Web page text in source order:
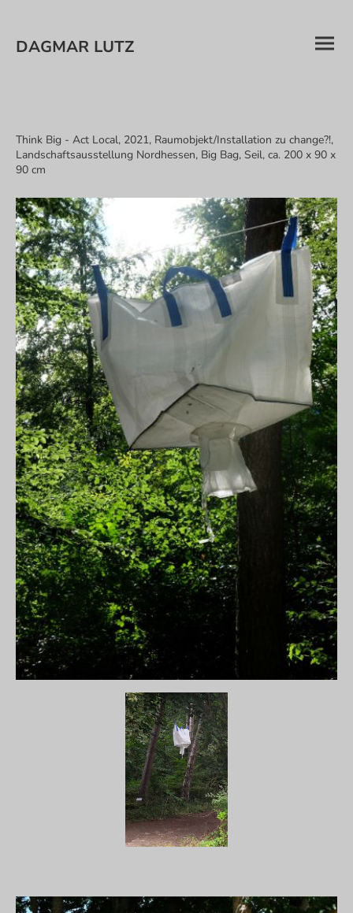
DAGMAR LUTZ
Think Big - Act Local, 2021, Raumobjekt/Installation zu change?!,
Landschaftsausstellung Nordhessen, Big Bag, Seil, ca. 200 x 90 x
90 cm